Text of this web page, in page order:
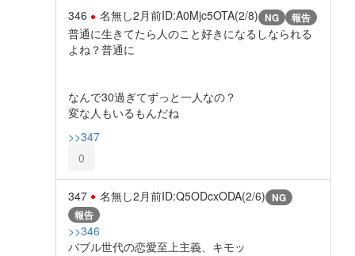
346 名無し2月前ID:A0Mjc5OTA(2/8) NG 報告
普通に生きてたら人のこと好きになるしなられる
よね？普通に
なんで30過ぎてずっと一人なの？
変な人もいるもんだね
>>347
0
347 名無し2月前ID:Q5ODcxODA(2/6) NG
報告
>>346
バブル世代の恋愛至上主義、キモッ